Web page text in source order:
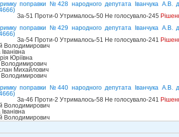
поправки №428 народного депутата Іванчука
За-51 Проти-0 Утрималось-50 Не голосувало-245
поправки №429 народного депутата Іванчука
За-54 Проти-0 Утрималось-51 Не голосувало-241
Володимирович
Юріївна
Володимирович
Михайлович
Володимирович
поправки №440 народного депутата Іванчука
За-46 Проти-2 Утрималось-58 Не голосувало-241
Володимирович
Володимирович